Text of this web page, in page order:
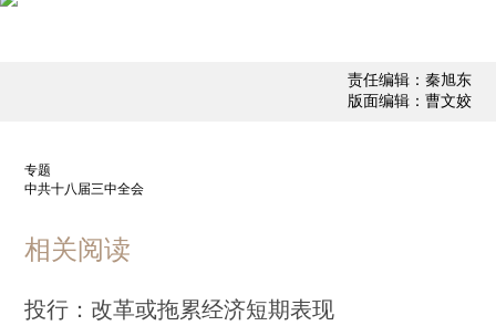
责任编辑：秦旭东
版面编辑：曹文姣
专题
中共十八届三中全会
相关阅读
投行：改革或拖累经济短期表现